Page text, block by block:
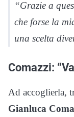
“Grazie a
che forse la
una scelta
Comazzi:
Ad accoglierla,
Gianluca